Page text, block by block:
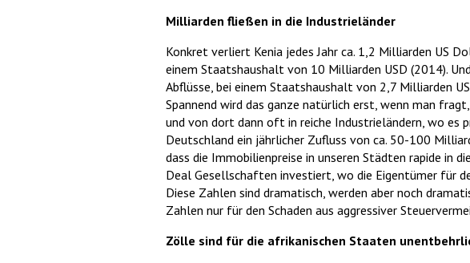
Milliarden fließen in die Industrieländer
Konkret verliert Kenia jedes Jahr ca. 1,2 Milliarden US
einem Staatshaushalt von 10 Milliarden USD (2014).
Abflüsse, bei einem Staatshaushalt von 2,7 Milliarden
Spannend wird das ganze natürlich erst, wenn man
und von dort dann oft in reiche Industrieländern, wo es
Deutschland ein jährlicher Zufluss von ca. 50-100
dass die Immobilienpreise in unseren Städten rapide in
Deal Gesellschaften investiert, wo die Eigentümer für
Diese Zahlen sind dramatisch, werden aber noch
Zahlen nur für den Schaden aus aggressiver
Zölle sind für die afrikanischen Staaten